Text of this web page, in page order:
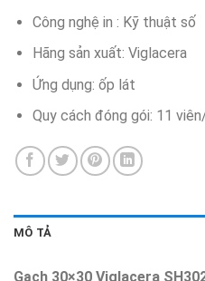
Công nghệ in : Kỹ thuật số
Hãng sản xuất: Viglacera
Ứng dụng: ốp lát
Quy cách đóng gói: 11
MÔ TẢ
Gạch 30×30 Viglacera